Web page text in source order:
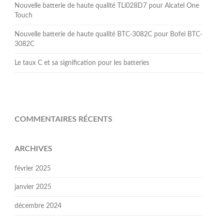
Nouvelle batterie de haute qualité TLi028D7 pour Alcatel One
Touch
Nouvelle batterie de haute qualité BTC-3082C pour Bofei BTC-
3082C
Le taux C et sa signification pour les batteries
COMMENTAIRES RÉCENTS
ARCHIVES
février 2025
janvier 2025
décembre 2024